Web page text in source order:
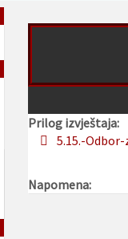
Prilog izvještaja:
5.15.-
Napomena: